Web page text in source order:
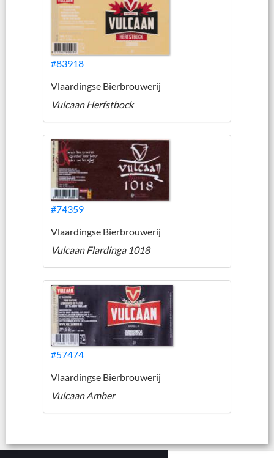
#83918
Vlaardingse Bierbrouwerij
Vulcaan Herfstbock
#74359
Vlaardingse Bierbrouwerij
Vulcaan Flardinga 1018
#57474
Vlaardingse Bierbrouwerij
Vulcaan Amber